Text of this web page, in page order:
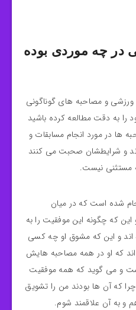
در چه موردی بوده
و مصاحبه های گوناگونی
را به دقت مطالعه کرده باشید
ها در مورد انجام مسابقات و
و شرایطشان صحبت می‌ کنند
مستثنی نیست.
شده است که در میان
که چگونه این موفقیت را به
و این که مشوق او چه کسی
که او در همه مصاحبه‌ هایش
و می‌ گوید که همه موفقیت
که آن ها بودند من را تشویق
و به آن علاقمند شوم.